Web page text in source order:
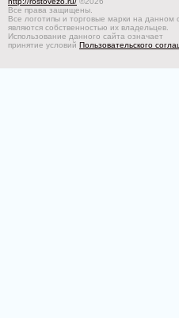
Все права защищены.
Все логотипы и торговые марки на данном
являются собственностью их владельцев.
Использование данного сайта означает
принятие условий Пользовательского